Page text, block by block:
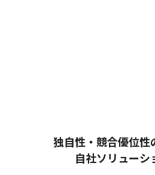
独自性・競合優位性
自社ソリューシ